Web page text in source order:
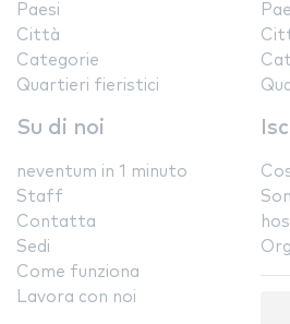
Paesi
Città
Categorie
Quartieri fieristici
Su di noi
neventum in 1 minuto
Staff
Contatta
Sedi
Come funziona
Lavora con noi